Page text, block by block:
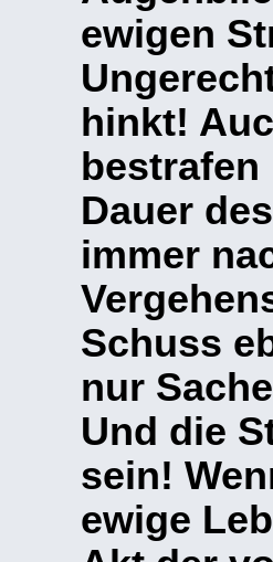
ewigen
hinkt!
Dauer
immer
Schuss
nur
Und die
sein!
ewige